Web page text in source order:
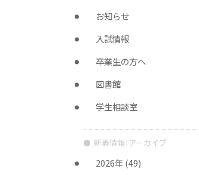
お知らせ
入試情報
卒業生の方へ
図書館
学生相談室
新着情報：アーカイブ
2026年(49)